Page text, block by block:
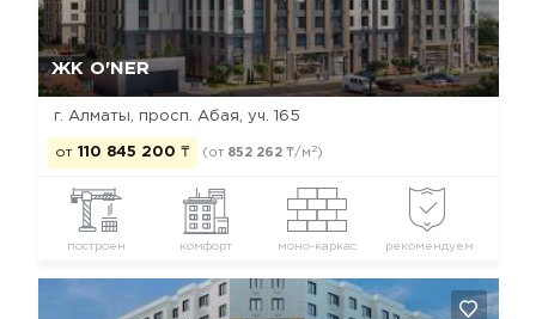
ЖК O'NER
г. Алматы, просп. Абая, уч. 165
от 110 845 200 ₸ (от 852 262 ₸/м 2)
построен комфорт моно-каркас рекомендуем